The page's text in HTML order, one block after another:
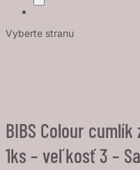
Vyberte stranu
BIBS Colour
1ks – veľkosť 3 –